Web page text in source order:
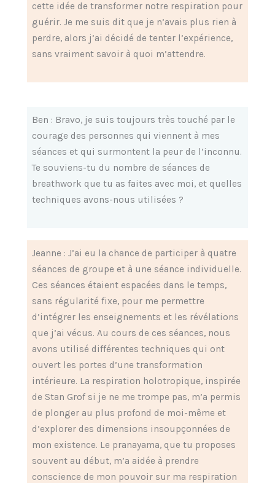
cette idée de transformer notre respiration pour
guérir. Je me suis dit que je n’avais plus rien à
perdre, alors j’ai décidé de tenter l’expérience,
sans vraiment savoir à quoi m’attendre.
Ben : Bravo, je suis toujours très touché par le
courage des personnes qui viennent à mes
séances et qui surmontent la peur de l’inconnu.
Te souviens-tu du nombre de séances de
breathwork que tu as faites avec moi, et quelles
techniques avons-nous utilisées ?
Jeanne : J’ai eu la chance de participer à quatre
séances de groupe et à une séance individuelle.
Ces séances étaient espacées dans le temps,
sans régularité fixe, pour me permettre
d’intégrer les enseignements et les révélations
que j’ai vécus. Au cours de ces séances, nous
avons utilisé différentes techniques qui ont
ouvert les portes d’une transformation
intérieure. La respiration holotropique, inspirée
de Stan Grof si je ne me trompe pas, m’a permis
de plonger au plus profond de moi-même et
d’explorer des dimensions insoupçonnées de
mon existence. Le pranayama, que tu proposes
souvent au début, m’a aidée à prendre
conscience de mon pouvoir sur ma respiration